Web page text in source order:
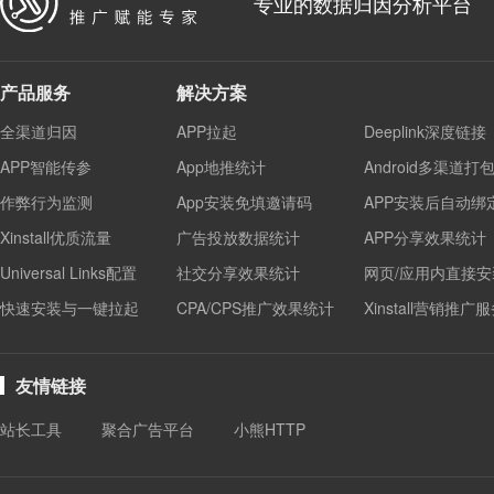
产品服务
全渠道归因
APP智能传参
作弊行为监测
Xinstall优质流量
Universal Links配置
快速安装与一键拉起
解决方案
APP拉起
Deeplink深度链接
App地推统计
Android多渠道打包
App安装免填邀请码
APP安装后自动绑
广告投放数据统计
APP分享效果统计
社交分享效果统计
网页/应用内直接
CPA/CPS推广效果统计
Xinstall营销推广
友情链接
站长工具 聚合广告平台 小熊HTTP